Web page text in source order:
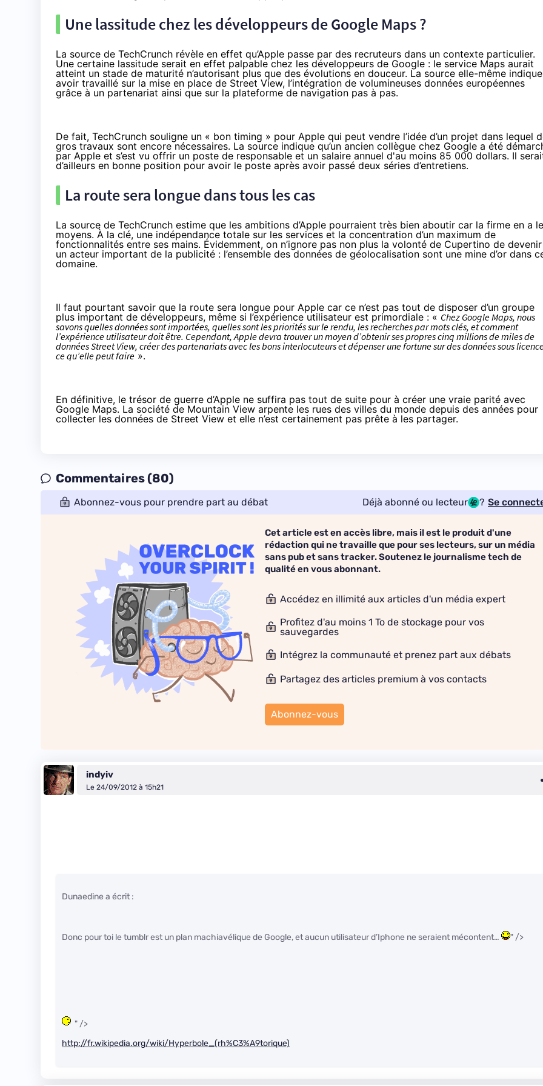
Une lassitude chez les développeurs de Google Maps ?
La source de TechCrunch révèle en effet qu’Apple passe par des recruteurs dans un contexte particulier.
Une certaine lassitude serait en effet palpable chez les développeurs de Google : le service Maps aurait
atteint un stade de maturité n’autorisant plus que des évolutions en douceur. La source elle-même indique
avoir travaillé sur la mise en place de Street View, l’intégration de volumineuses données européennes
grâce à un partenariat ainsi que sur la plateforme de navigation pas à pas.
De fait, TechCrunch souligne un « bon timing » pour Apple qui peut vendre l’idée d’un projet dans lequel
gros travaux sont encore nécessaires. La source indique qu’un ancien collègue chez Google a été
par Apple et s’est vu offrir un poste de responsable et un salaire annuel d'au moins 85 000 dollars. Il
d’ailleurs en bonne position pour avoir le poste après avoir passé deux séries d’entretiens.
La route sera longue dans tous les cas
La source de TechCrunch estime que les ambitions d’Apple pourraient très bien aboutir car la firme en a
moyens. À la clé, une indépendance totale sur les services et la concentration d’un maximum de
fonctionnalités entre ses mains. Évidemment, on n’ignore pas non plus la volonté de Cupertino de devenir
un acteur important de la publicité : l’ensemble des données de géolocalisation sont une mine d’or dans
domaine.
Il faut pourtant savoir que la route sera longue pour Apple car ce n’est pas tout de disposer d’un groupe
plus important de développeurs, même si l’expérience utilisateur est primordiale : « Chez Google Maps, nous
savons quelles données sont importées, quelles sont les priorités sur le rendu, les recherches par mots clés, et comment
l’expérience utilisateur doit être. Cependant, Apple devra trouver un moyen d’obtenir ses propres cinq millions de miles de
données Street View, créer des partenariats avec les bons interlocuteurs et dépenser une fortune sur des données sous
ce qu’elle peut faire ».
En définitive, le trésor de guerre d’Apple ne suffira pas tout de suite pour à créer une vraie parité avec
Google Maps. La société de Mountain View arpente les rues des villes du monde depuis des années pour
collecter les données de Street View et elle n’est certainement pas prête à les partager.
Commentaires (80)
Abonnez-vous pour prendre part au débat Déjà abonné ou lecteur ? Se
Cet article est en accès libre, mais il est le produit d'une
rédaction qui ne travaille que pour ses lecteurs, sur un média
sans pub et sans tracker. Soutenez le journalisme tech de
qualité en vous abonnant.
Accédez en illimité aux articles d'un média expert
Profitez d'au moins 1 To de stockage pour vos
sauvegardes
Intégrez la communauté et prenez part aux débats
Partagez des articles premium à vos contacts
Abonnez-vous
indyiv
Le 24/09/2012 à 15h21
Dunaedine a écrit :
Donc pour toi le tumblr est un plan machiavélique de Google, et aucun utilisateur d’Iphone ne seraient mécontent… " />
" />
http://fr.wikipedia.org/wiki/Hyperbole_(rh%C3%A9torique)